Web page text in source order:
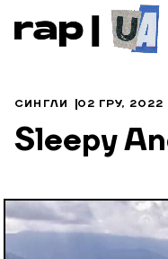
СИНГЛИ 02 ГРУ, 2022
Sleepy